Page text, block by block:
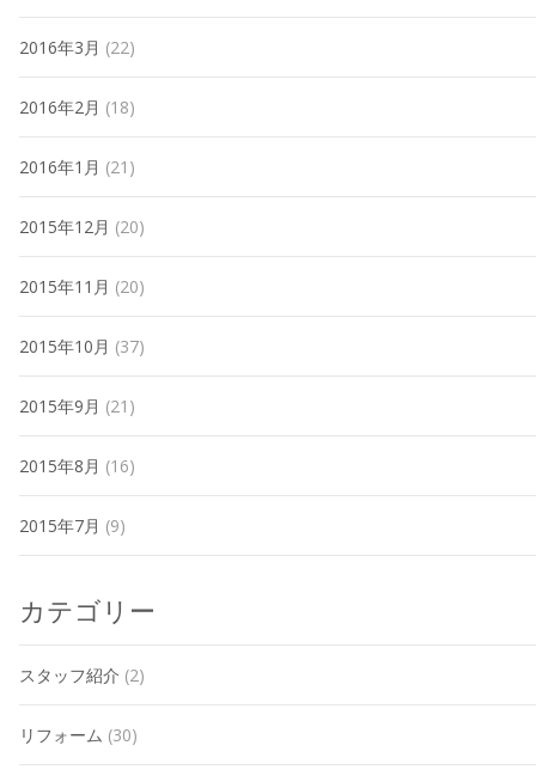
2016年3月 (22)
2016年2月 (18)
2016年1月 (21)
2015年12月 (20)
2015年11月 (20)
2015年10月 (37)
2015年9月 (21)
2015年8月 (16)
2015年7月 (9)
カテゴリー
スタッフ紹介 (2)
リフォーム (30)